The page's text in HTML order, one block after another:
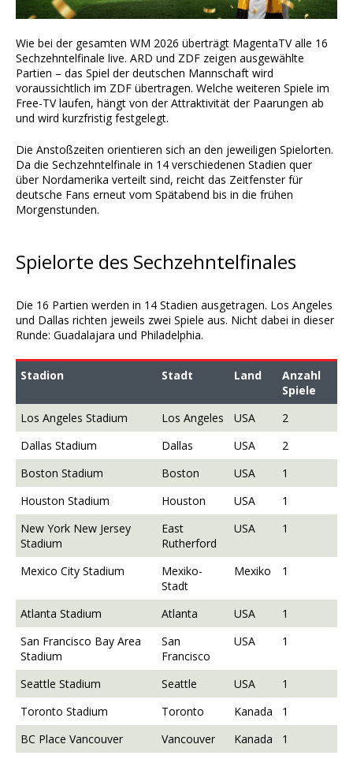
Wie bei der gesamten WM 2026 überträgt MagentaTV alle 16
Sechzehntelfinale live. ARD und ZDF zeigen ausgewählte
Partien – das Spiel der deutschen Mannschaft wird
voraussichtlich im ZDF übertragen. Welche weiteren Spiele im
Free-TV laufen, hängt von der Attraktivität der Paarungen ab
und wird kurzfristig festgelegt.
Die Anstoßzeiten orientieren sich an den jeweiligen Spielorten.
Da die Sechzehntelfinale in 14 verschiedenen Stadien quer
über Nordamerika verteilt sind, reicht das Zeitfenster für
deutsche Fans erneut vom Spätabend bis in die frühen
Morgenstunden.
Spielorte des Sechzehntelfinales
Die 16 Partien werden in 14 Stadien ausgetragen. Los Angeles
und Dallas richten jeweils zwei Spiele aus. Nicht dabei in dieser
Runde: Guadalajara und Philadelphia.
Stadion Stadt Land
Anzahl
Spiele
Los Angeles Stadium
Los Angeles USA
2
Dallas Stadium
Dallas USA
2
Boston Stadium
Boston USA
1
Houston Stadium
Houston USA
1
New York New Jersey
Stadium
East
Rutherford
USA 1
Mexico City Stadium
Mexiko-
Stadt
Mexiko 1
Atlanta Stadium Atlanta USA
1
San Francisco Bay Area
Stadium
San
Francisco
USA 1
Seattle Stadium Seattle USA
1
Toronto Stadium
Toronto Kanada
1
BC Place Vancouver
Vancouver Kanada 1